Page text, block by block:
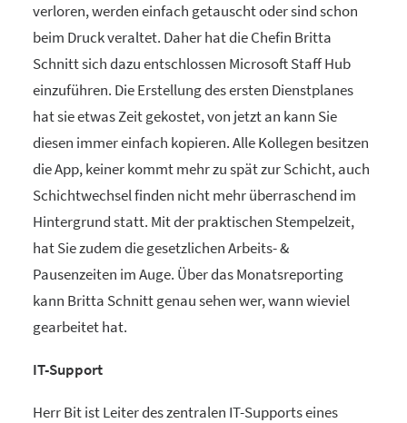
verloren, werden einfach getauscht oder sind schon
beim Druck veraltet. Daher hat die Chefin Britta
Schnitt sich dazu entschlossen Microsoft Staff Hub
einzuführen. Die Erstellung des ersten Dienstplanes
hat sie etwas Zeit gekostet, von jetzt an kann Sie
diesen immer einfach kopieren. Alle Kollegen besitzen
die App, keiner kommt mehr zu spät zur Schicht, auch
Schichtwechsel finden nicht mehr überraschend im
Hintergrund statt. Mit der praktischen Stempelzeit,
hat Sie zudem die gesetzlichen Arbeits- &
Pausenzeiten im Auge. Über das Monatsreporting
kann Britta Schnitt genau sehen wer, wann wieviel
gearbeitet hat.
IT-Support
Herr Bit ist Leiter des zentralen IT-Supports eines